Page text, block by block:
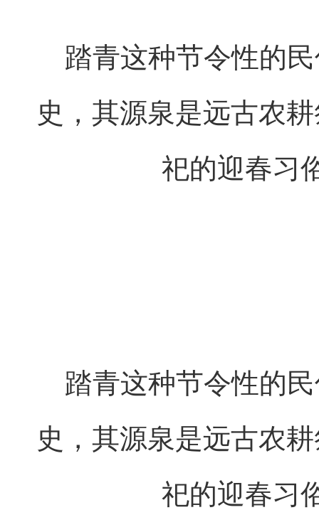
踏青这种节令性的
史，其源泉是远古农
祀的迎春习
踏青这种节令性的
史，其源泉是远古农
祀的迎春习